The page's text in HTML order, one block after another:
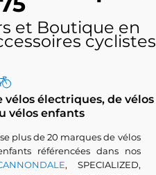
et Boutique en
cyclistes
vélos électriques, de vélos
vélos enfants
plus de 20 marques de vélos
référencées dans nos
, SPECIALIZED,